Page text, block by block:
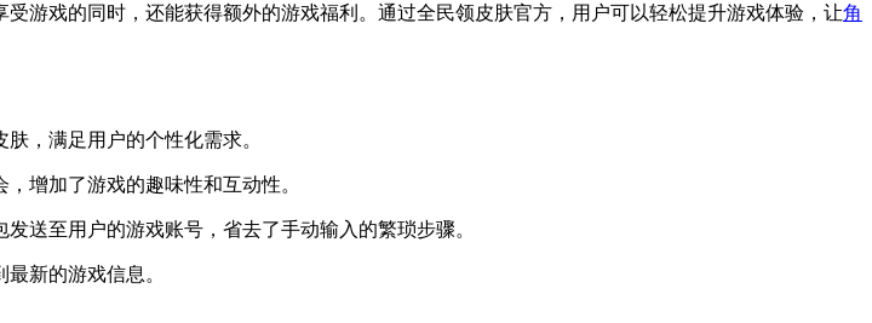
受游戏的同时，还能获得额外的游戏福利。通过全民领皮肤官方，用户可以轻松提升游戏体验，让角
，满足用户的个性化需求。
增加了游戏的趣味性和互动性。
送至用户的游戏账号，省去了手动输入的繁琐步骤。
新的游戏信息。